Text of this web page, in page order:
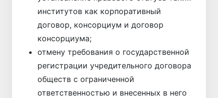
институтов как корпоративный
договор, консорциум и договор
консорциума;
отмену требования о государственной
регистрации учредительного договора
обществ с ограниченной
ответственностью и внесенных в него